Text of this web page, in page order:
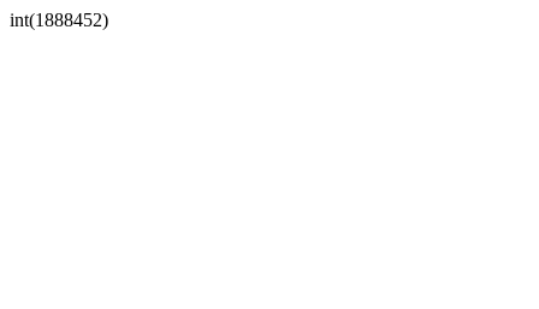
int(1888452)